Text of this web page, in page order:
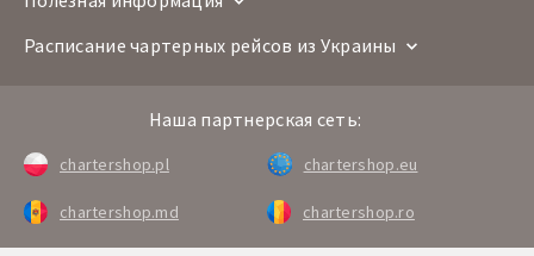
Расписание чартерных рейсов из Украины
Наша партнерская сеть:
chartershop.pl chartershop.eu
chartershop.md chartershop.ro